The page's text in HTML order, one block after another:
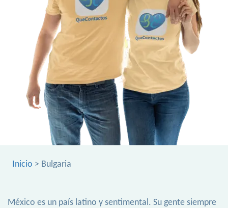
Inicio > Bulgaria
México es un país latino y sentimental. Su gente siempre